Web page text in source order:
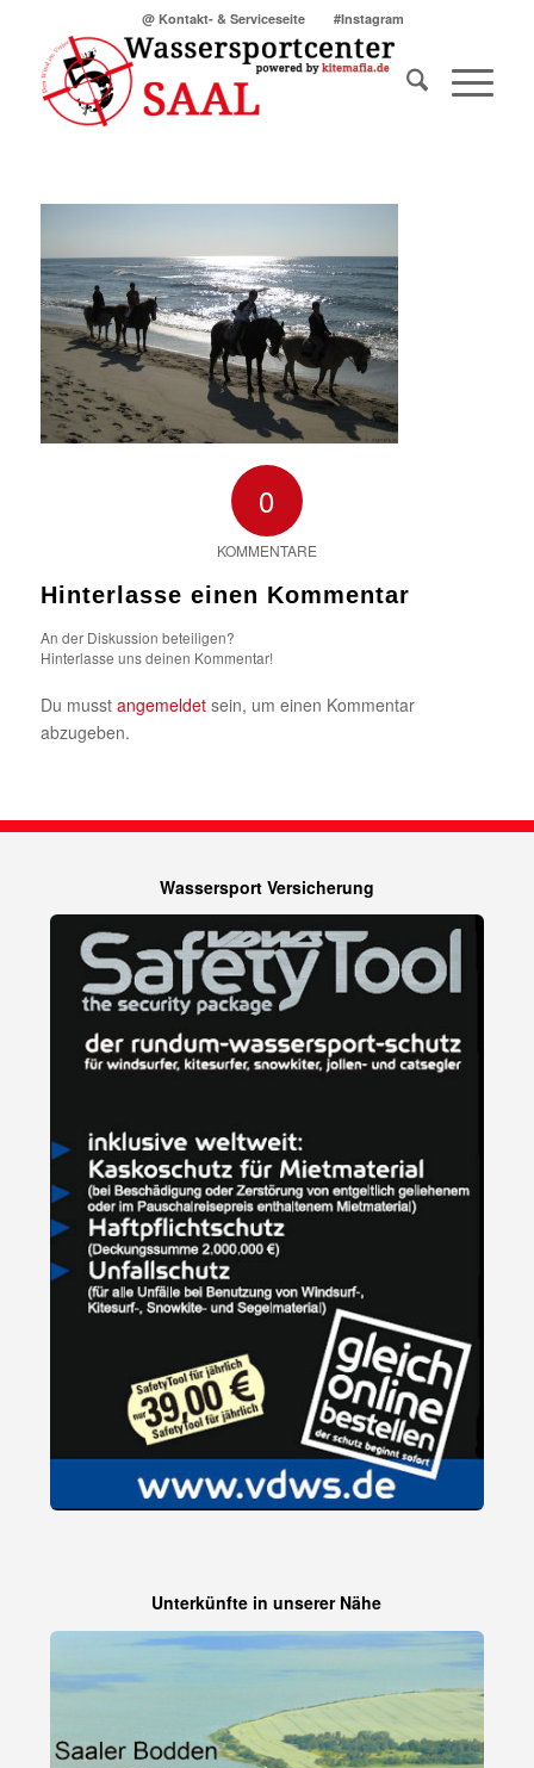
@ Kontakt- & Serviceseite #Instagram
0
KOMMENTARE
Hinterlasse einen Kommentar
An der Diskussion beteiligen?
Hinterlasse uns deinen Kommentar!
Du musst angemeldetsein, um einen Kommentar
abzugeben.
Wassersport Versicherung
Unterkünfte in unserer Nähe